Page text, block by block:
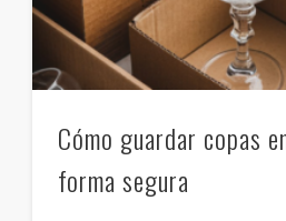
Cómo guardar copas
forma segura